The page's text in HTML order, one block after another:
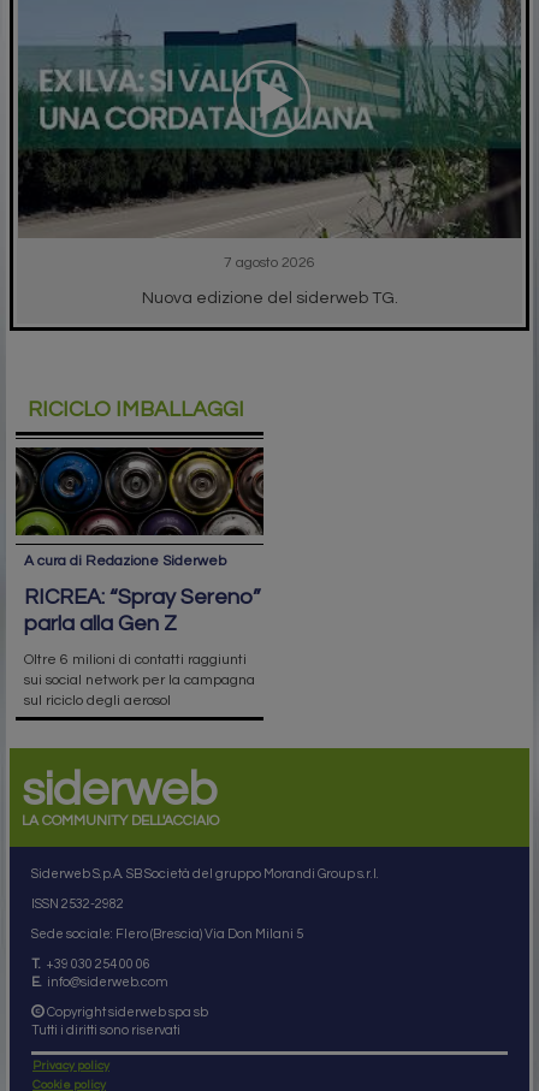
7 agosto 2026
Nuova edizione del siderweb TG.
RICICLO IMBALLAGGI
A cura di Redazione Siderweb
RICREA: “Spray Sereno”
parla alla Gen Z
Oltre 6 milioni di contatti raggiunti
sui social network per la campagna
sul riciclo degli aerosol
siderweb
LA COMMUNITY DELL'ACCIAIO
Siderweb S.p.A. SB Società del gruppo Morandi Group s.r.l.
ISSN 2532-2982
Sede sociale: Flero (Brescia) Via Don Milani 5
T. +39 030 254 00 06
E.
info@siderweb.com
Copyright siderweb spa sb
Tutti i diritti sono riservati
Privacy policy
Cookie policy